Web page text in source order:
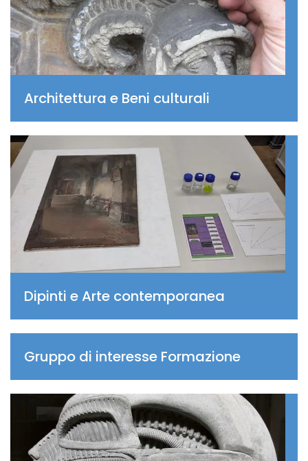
Architettura e Beni culturali
Dipinti e Arte contemporanea
Gruppo di interesse Formazione